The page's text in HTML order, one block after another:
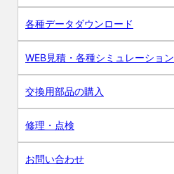
各種データダウンロード
WEB見積・各種シミュレーション
交換用部品の購入
修理・点検
お問い合わせ